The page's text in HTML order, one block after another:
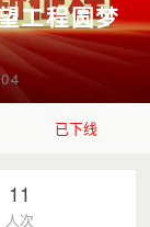
工程圆梦
已下线
11
人次